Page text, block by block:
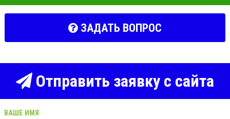
ЗАДАТЬ ВОПРОС
Отправить заявку с сайта
ВАШЕ ИМЯ